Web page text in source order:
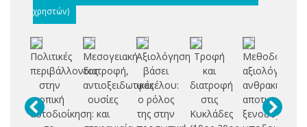
χρηστών)
Πολιτικές
περιβάλλοντος
στην
τοπική
αυτοδιοίκηση:
Μεσογειακή
διατροφή,
αντιοξειδωτικές
ουσίες
και
Αξιολόγηση
βάσει
φακέλου:
ο ρόλος
της στην
Τροφή
και
διατροφή
στις
Κυκλάδες
Μεθοδολογία
αξιολόγησης
ανθρακικού